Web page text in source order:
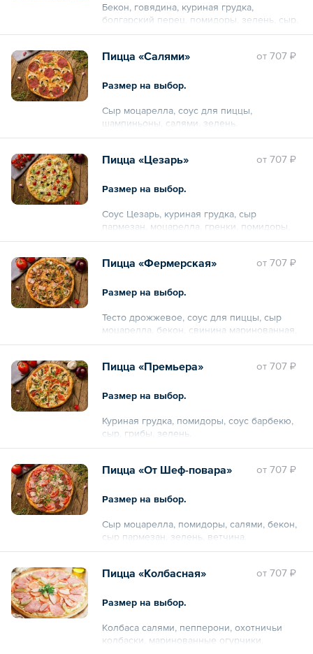
Бекон, говядина, куриная грудка,
болгарский перец, помидоры, зелень, сыр,
грибы, фирменный соус.
oт 707 ₽
Пицца «Салями»
Размер на выбор.
Сыр моцарелла, соус для пиццы,
шампиньоны, салями, зелень.
oт 707 ₽
Пицца «Цезарь»
Размер на выбор.
Соус Цезарь, куриная грудка, сыр
пармезан, моцарелла, гренки, помидоры,
салат айсберг.
oт 707 ₽
Пицца «Фермерская»
Размер на выбор.
Тесто дрожжевое, соус для пиццы, сыр
моцарелла, бекон, свинина маринованная,
чесночный соус, зелень, шампиньоны.
oт 707 ₽
Пицца «Премьера»
Размер на выбор.
Куриная грудка, помидоры, соус барбекю,
сыр, грибы, зелень.
oт 707 ₽
Пицца «От Шеф-повара»
Размер на выбор.
Сыр моцарелла, помидоры, салями, бекон,
сыр пармезан, зелень, ветчина.
oт 707 ₽
Пицца «Колбасная»
Размер на выбор.
Колбаса салями, пепперони, охотничьи
колбаски, маринованные огурчики,